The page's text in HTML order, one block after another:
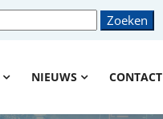
NIEUWS CONTACT